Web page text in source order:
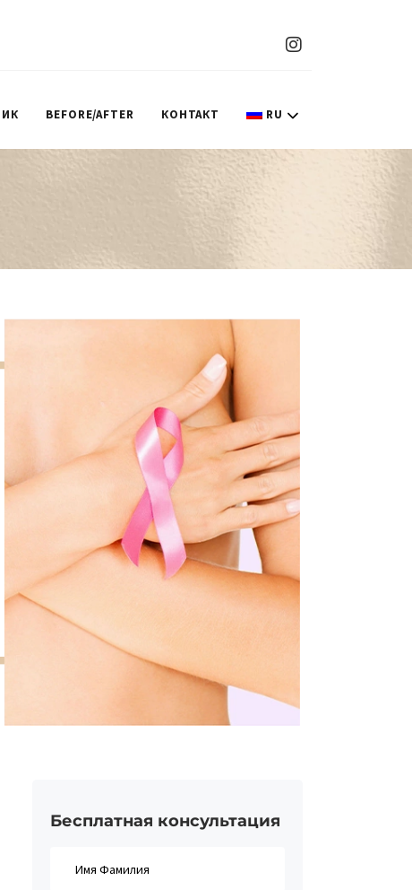
BEFORE/AFTER КОНТАКТ RU
Бесплатная консультация​